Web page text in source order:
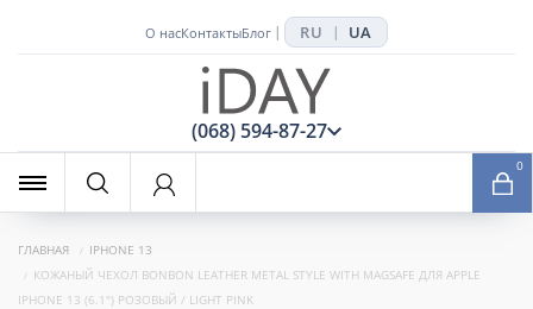
О насКонтактыБлог | RU | UA
(068) 594-87-27
0
ГЛАВНАЯ
IPHONE 13
КОЖАНЫЙ ЧЕХОЛ BONBON LEATHER METAL STYLE WITH MAGSAFE ДЛЯ APPLE
IPHONE 13 (6.1") РОЗОВЫЙ / LIGHT PINK